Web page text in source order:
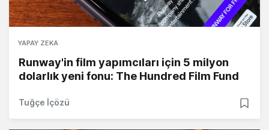
YAPAY ZEKA
Runway'in film yapımcıları için 5 milyon
dolarlık yeni fonu: The Hundred Film Fund
Tuğçe İçözü